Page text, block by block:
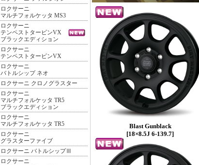
ロクサーニ
マルチフォルケッタ MS3
ロクサーニ
テンペストタービンVX
ブラックエディション
ロクサーニ
テンペストタービンVX
ロクサーニ
バトルシップ ネオ
ロクサーニ クロノグラスター
ロクサーニ
マルチフォルケッタ TR5
ブラックエディション
ロクサーニ
マルチフォルケッタ TR5
ロクサーニ
グラスターファイブ
ロクサーニ バトルシップⅢ
ロクサーニ
Blast Gunblack
[18×8.5J 6-139.7]